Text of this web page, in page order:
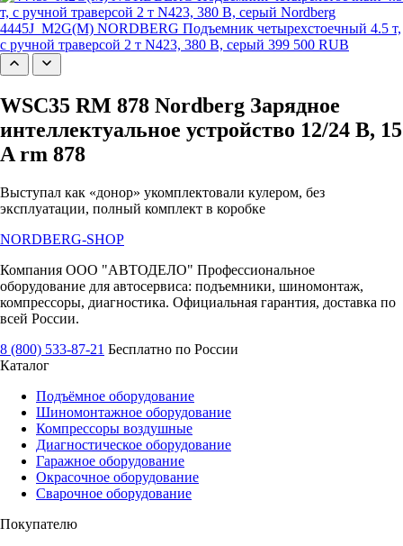
4445J_M2G(M) NORDBERG Подъемник четырехстоечный 4.5 т,
с ручной траверсой 2 т N423, 380 В, серый 399 500 RUB
WSC35 RM 878 Nordberg Зарядное
интеллектуальное устройство 12/24 В, 15
A rm 878
Выступал как «донор» укомплектовали кулером, без
эксплуатации, полный комплект в коробке
NORDBERG-SHOP
Компания ООО "АВТОДЕЛО" Профессиональное
оборудование для автосервиса: подъемники, шиномонтаж,
компрессоры, диагностика. Официальная гарантия, доставка по
всей России.
8 (800) 533-87-21 Бесплатно по России
Каталог
Подъёмное оборудование
Шиномонтажное оборудование
Компрессоры воздушные
Диагностическое оборудование
Гаражное оборудование
Окрасочное оборудование
Сварочное оборудование
Покупателю